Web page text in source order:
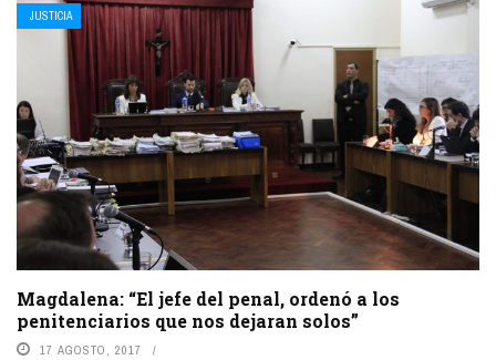
JUSTICIA
Magdalena: “El jefe del penal, ordenó a los
penitenciarios que nos dejaran solos”
17 AGOSTO, 2017